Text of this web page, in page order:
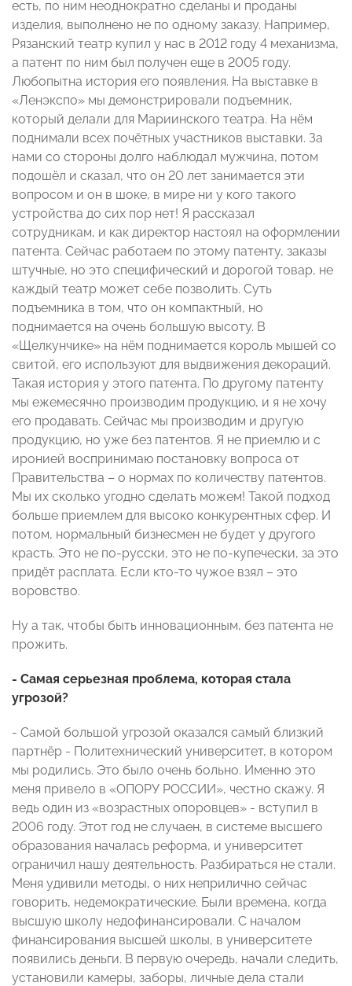
есть, по ним неоднократно сделаны и проданы
изделия, выполнено не по одному заказу. Например,
Рязанский театр купил у нас в 2012 году 4 механизма,
а патент по ним был получен еще в 2005 году.
Любопытна история его появления. На выставке в
«Ленэкспо» мы демонстрировали подъемник,
который делали для Мариинского театра. На нём
поднимали всех почётных участников выставки. За
нами со стороны долго наблюдал мужчина, потом
подошёл и сказал, что он 20 лет занимается эти
вопросом и он в шоке, в мире ни у кого такого
устройства до сих пор нет! Я рассказал
сотрудникам, и как директор настоял на оформлении
патента. Сейчас работаем по этому патенту, заказы
штучные, но это специфический и дорогой товар, не
каждый театр может себе позволить. Суть
подъемника в том, что он компактный, но
поднимается на очень большую высоту. В
«Щелкунчике» на нём поднимается король мышей со
свитой, его используют для выдвижения декораций.
Такая история у этого патента. По другому патенту
мы ежемесячно производим продукцию, и я не хочу
его продавать. Сейчас мы производим и другую
продукцию, но уже без патентов. Я не приемлю и с
иронией воспринимаю постановку вопроса от
Правительства – о нормах по количеству патентов.
Мы их сколько угодно сделать можем! Такой подход
больше приемлем для высоко конкурентных сфер. И
потом, нормальный бизнесмен не будет у другого
красть. Это не по-русски, это не по-купечески, за это
придёт расплата. Если кто-то чужое взял – это
воровство.
Ну а так, чтобы быть инновационным, без патента не
прожить.
- Самая серьезная проблема, которая стала
угрозой?
- Самой большой угрозой оказался самый близкий
партнёр - Политехнический университет, в котором
мы родились. Это было очень больно. Именно это
меня привело в «ОПОРУ РОССИИ», честно скажу. Я
ведь один из «возрастных опоровцев» - вступил в
2006 году. Этот год не случаен, в системе высшего
образования началась реформа, и университет
ограничил нашу деятельность. Разбираться не стали.
Меня удивили методы, о них неприлично сейчас
говорить, недемократические. Были времена, когда
высшую школу недофинансировали. С началом
финансирования высшей школы, в университете
появились деньги. В первую очередь, начали следить,
установили камеры, заборы, личные дела стали